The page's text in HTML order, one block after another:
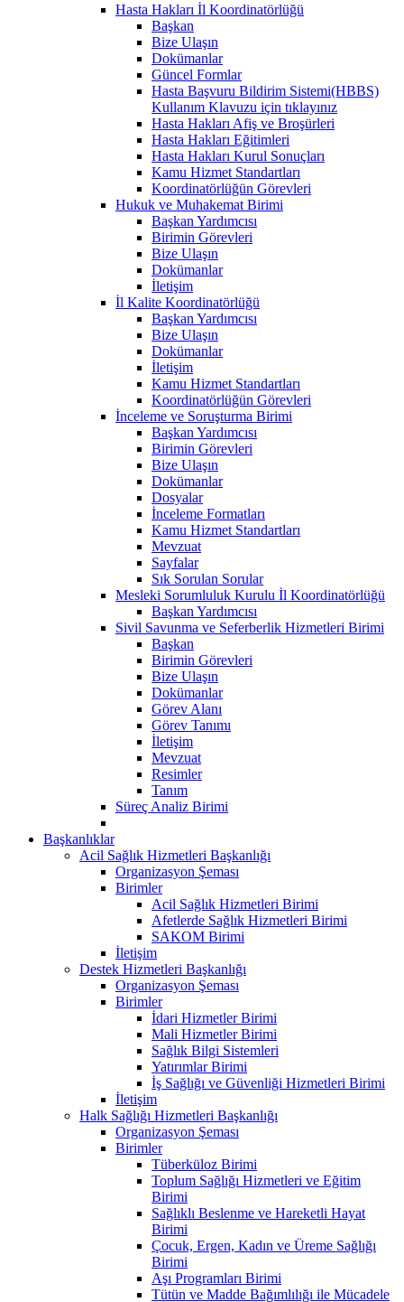
Hasta Hakları İl Koordinatörlüğü
Başkan
Bize Ulaşın
Dokümanlar
Güncel Formlar
Hasta Başvuru Bildirim Sistemi(HBBS)
Kullanım Klavuzu için tıklayınız
Hasta Hakları Afiş ve Broşürleri
Hasta Hakları Eğitimleri
Hasta Hakları Kurul Sonuçları
Kamu Hizmet Standartları
Koordinatörlüğün Görevleri
Hukuk ve Muhakemat Birimi
Başkan Yardımcısı
Birimin Görevleri
Bize Ulaşın
Dokümanlar
İletişim
İl Kalite Koordinatörlüğü
Başkan Yardımcısı
Bize Ulaşın
Dokümanlar
İletişim
Kamu Hizmet Standartları
Koordinatörlüğün Görevleri
İnceleme ve Soruşturma Birimi
Başkan Yardımcısı
Birimin Görevleri
Bize Ulaşın
Dokümanlar
Dosyalar
İnceleme Formatları
Kamu Hizmet Standartları
Mevzuat
Sayfalar
Sık Sorulan Sorular
Mesleki Sorumluluk Kurulu İl Koordinatörlüğü
Başkan Yardımcısı
Sivil Savunma ve Seferberlik Hizmetleri Birimi
Başkan
Birimin Görevleri
Bize Ulaşın
Dokümanlar
Görev Alanı
Görev Tanımı
İletişim
Mevzuat
Resimler
Tanım
Süreç Analiz Birimi
Başkanlıklar
Acil Sağlık Hizmetleri Başkanlığı
Organizasyon Şeması
Birimler
Acil Sağlık Hizmetleri Birimi
Afetlerde Sağlık Hizmetleri Birimi
SAKOM Birimi
İletişim
Destek Hizmetleri Başkanlığı
Organizasyon Şeması
Birimler
İdari Hizmetler Birimi
Mali Hizmetler Birimi
Sağlık Bilgi Sistemleri
Yatırımlar Birimi
İş Sağlığı ve Güvenliği Hizmetleri Birimi
İletişim
Halk Sağlığı Hizmetleri Başkanlığı
Organizasyon Şeması
Birimler
Tüberküloz Birimi
Toplum Sağlığı Hizmetleri ve Eğitim
Birimi
Sağlıklı Beslenme ve Hareketli Hayat
Birimi
Çocuk, Ergen, Kadın ve Üreme Sağlığı
Birimi
Aşı Programları Birimi
Tütün ve Madde Bağımlılığı ile Mücadele